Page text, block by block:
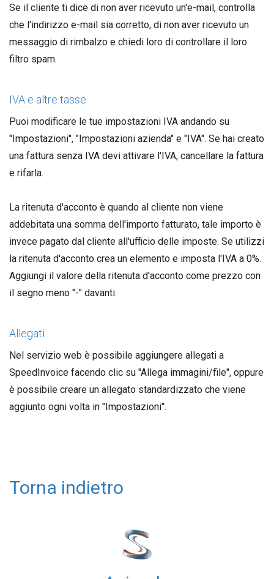
Se il cliente ti dice di non aver ricevuto un'e-mail, controlla
che l'indirizzo e-mail sia corretto, di non aver ricevuto un
messaggio di rimbalzo e chiedi loro di controllare il loro
filtro spam.
IVA e altre tasse
Puoi modificare le tue impostazioni IVA andando su
"Impostazioni", "Impostazioni azienda" e "IVA". Se hai creato
una fattura senza IVA devi attivare l'IVA, cancellare la fattura
e rifarla.
La ritenuta d'acconto è quando al cliente non viene
addebitata una somma dell'importo fatturato, tale importo è
invece pagato dal cliente all'ufficio delle imposte. Se utilizzi
la ritenuta d'acconto crea un elemento e imposta l'IVA a 0%.
Aggiungi il valore della ritenuta d'acconto come prezzo con
il segno meno "-" davanti.
Allegati
Nel servizio web è possibile aggiungere allegati a
SpeedInvoice facendo clic su "Allega immagini/file", oppure
è possibile creare un allegato standardizzato che viene
aggiunto ogni volta in "Impostazioni".
Torna indietro